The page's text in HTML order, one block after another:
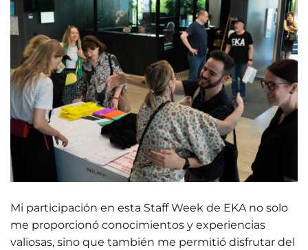
Mi participación en esta Staff Week de EKA no solo
me proporcionó conocimientos y experiencias
valiosas, sino que también me permitió disfrutar del